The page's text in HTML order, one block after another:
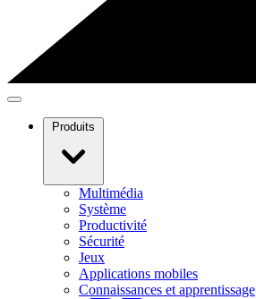
Produits
Multimédia
Système
Productivité
Sécurité
Jeux
Applications mobiles
Connaissances et apprentissage